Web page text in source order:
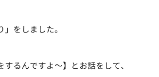
をしました。
るんですよ～】とお話をして、